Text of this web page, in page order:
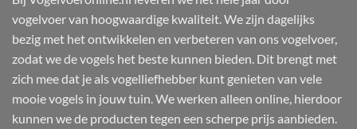
vogelvoer van hoogwaardige kwaliteit. We zijn dagelijks
bezig met het ontwikkelen en verbeteren van ons vogelvoer,
zodat we de vogels het beste kunnen bieden. Dit brengt met
zich mee dat je als vogelliefhebber kunt genieten van vele
mooie vogels in jouw tuin. We werken alleen online, hierdoor
kunnen we de producten tegen een scherpe prijs aanbieden.